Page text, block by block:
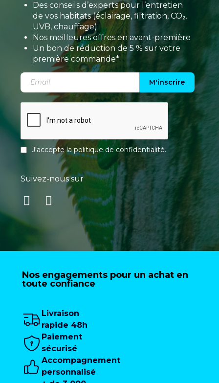
Des conseils d’experts pour l’entretien
de vos habitats (éclairage, filtration, CO₂,
UVB, chauffage)
Nos meilleures offres en avant-première
Un bon de réduction de 5 % sur votre
première commande*
M'inscrire
J'accepte lapolitique de confidentialité.
Suivez-nous sur
Nos engagements pour un achat en
toute confiance
Livraison
rapide 48h
Paiement
sécurisé
Accompagnement
personnalisé